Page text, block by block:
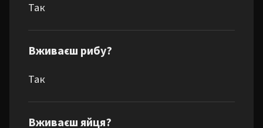
Так
Вживаєш рибу?
Так
Вживаєш яйця?